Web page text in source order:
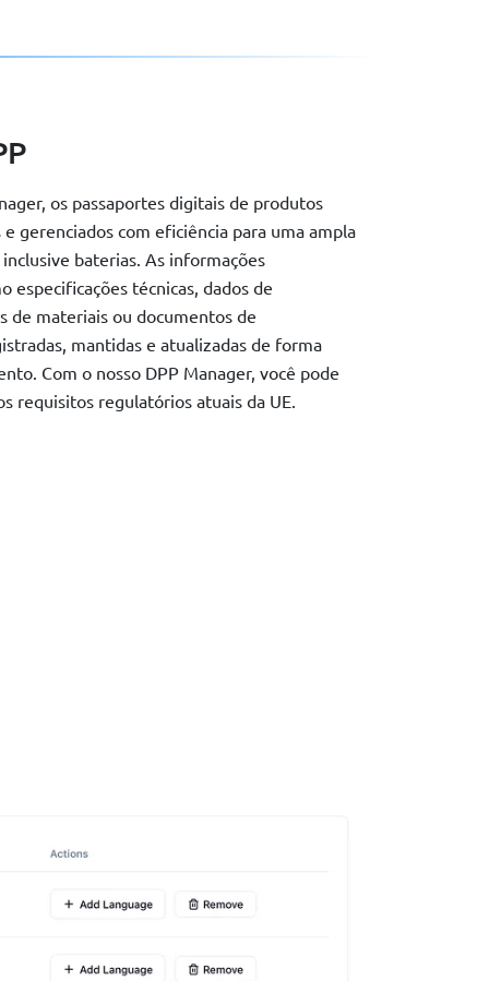
os passaportes digitais de produtos
gerenciados com eficiência para uma ampla
baterias. As informações
especificações técnicas, dados de
de materiais ou documentos de
mantidas e atualizadas de forma
Com o nosso DPP Manager, você pode
requisitos regulatórios atuais da UE.